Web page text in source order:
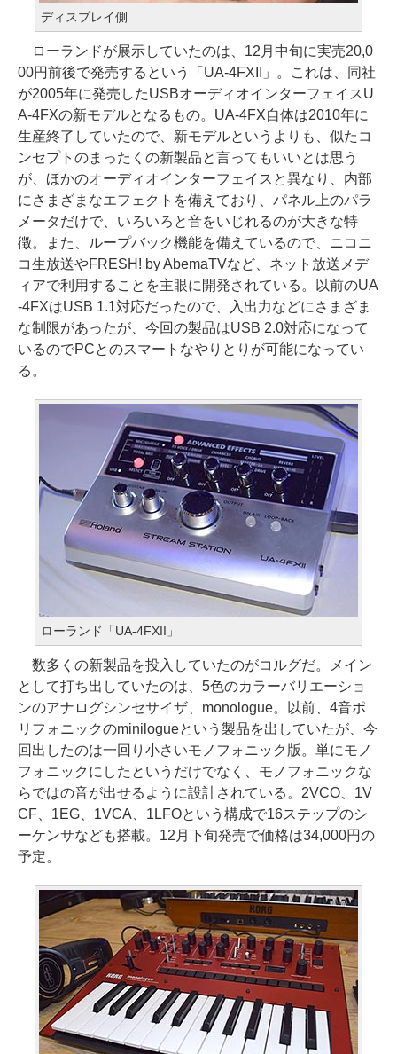
ディスプレイ側
ローランドが展示していたのは、12月中旬に実売20,0
00円前後で発売するという「UA-4FXII」。これは、同社
が2005年に発売したUSBオーディオインターフェイスU
A-4FXの新モデルとなるもの。UA-4FX自体は2010年に
生産終了していたので、新モデルというよりも、似たコ
ンセプトのまったくの新製品と言ってもいいとは思う
が、ほかのオーディオインターフェイスと異なり、内部
にさまざまなエフェクトを備えており、パネル上のパラ
メータだけで、いろいろと音をいじれるのが大きな特
徴。また、ループバック機能を備えているので、ニコニ
コ生放送やFRESH! by AbemaTVなど、ネット放送メデ
ィアで利用することを主眼に開発されている。以前のUA
-4FXはUSB 1.1対応だったので、入出力などにさまざま
な制限があったが、今回の製品はUSB 2.0対応になって
いるのでPCとのスマートなやりとりが可能になってい
る。
ローランド「UA-4FXII」
数多くの新製品を投入していたのがコルグだ。メイン
として打ち出していたのは、5色のカラーバリエーショ
ンのアナログシンセサイザ、monologue。以前、4音ポ
リフォニックのminilogueという製品を出していたが、今
回出したのは一回り小さいモノフォニック版。単にモノ
フォニックにしたというだけでなく、モノフォニックな
らではの音が出せるように設計されている。2VCO、1V
CF、1EG、1VCA、1LFOという構成で16ステップのシ
ーケンサなども搭載。12月下旬発売で価格は34,000円の
予定。